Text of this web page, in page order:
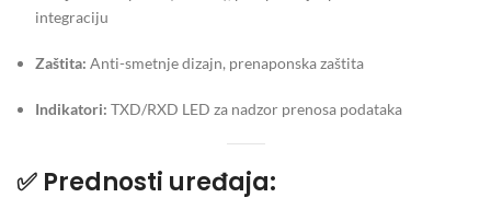
integraciju
Zaštita: Anti-smetnje dizajn, prenaponska zaštita
Indikatori: TXD/RXD LED za nadzor prenosa podataka
✅ Prednosti uređaja: